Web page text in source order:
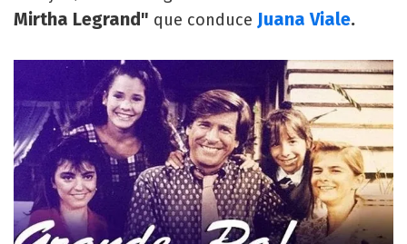
Mirtha Legrand" que conduce Juana Viale.